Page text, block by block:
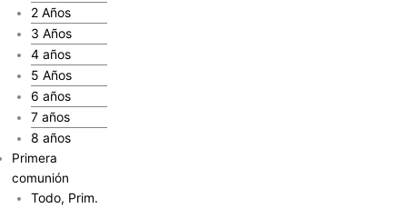
2 Años
3 Años
4 años
5 Años
6 años
7 años
8 años
Primera
comunión
Todo, Prim.